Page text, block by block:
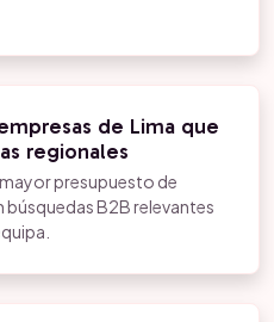
de Lima que
regionales
presupuesto de
B2B relevantes